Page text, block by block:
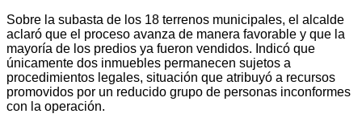
Sobre la subasta de los 18 terrenos municipales, el alcalde
aclaró que el proceso avanza de manera favorable y que la
mayoría de los predios ya fueron vendidos. Indicó que
únicamente dos inmuebles permanecen sujetos a
procedimientos legales, situación que atribuyó a recursos
promovidos por un reducido grupo de personas inconformes
con la operación.